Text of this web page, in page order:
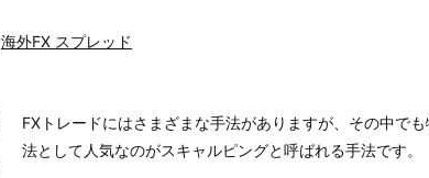
海外FX スプレッド
FXトレードにはさまざまな手法がありますが、その中で
法として人気なのがスキャルピングと呼ばれる手法です。